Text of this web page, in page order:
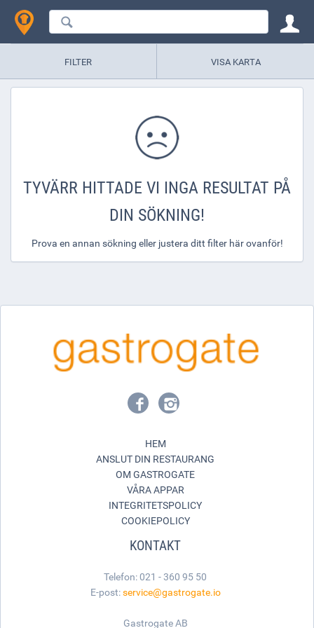
FILTER VISA KARTA
TYVÄRR HITTADE VI INGA RESULTAT PÅ
DIN SÖKNING!
Prova en annan sökning eller justera ditt filter här ovanför!
HEM
ANSLUT DIN RESTAURANG
OM GASTROGATE
VÅRA APPAR
INTEGRITETSPOLICY
COOKIEPOLICY
KONTAKT
Telefon: 021 - 360 95 50
E-post:service@gastrogate.io
Gastrogate AB